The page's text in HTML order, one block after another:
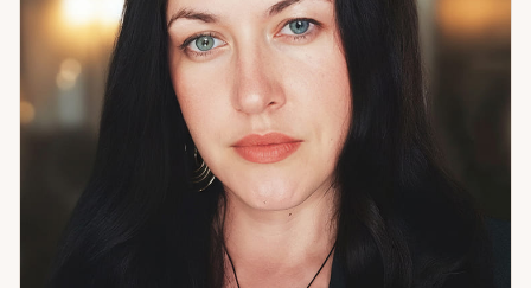
сигналы, которые стоит уметь читать. Я работаю с
самопознанием и внутренним ростом, с отношениями и
любовью, с кризисами и выборами, с профессиональной
реализацией и завершением прошлого. Клиенты из 12
стран. Если вы хотите разобраться — не только в ситуации,
но и в себе — приходите.